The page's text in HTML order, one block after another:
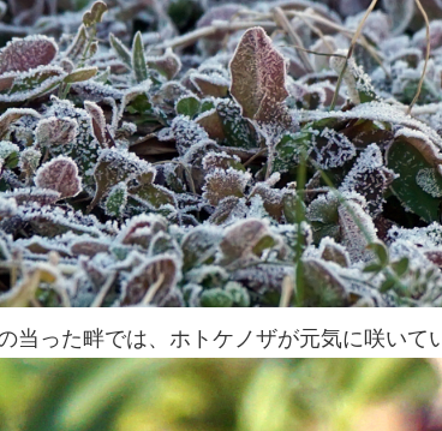
当った畔では、ホトケノザが元気に咲いて